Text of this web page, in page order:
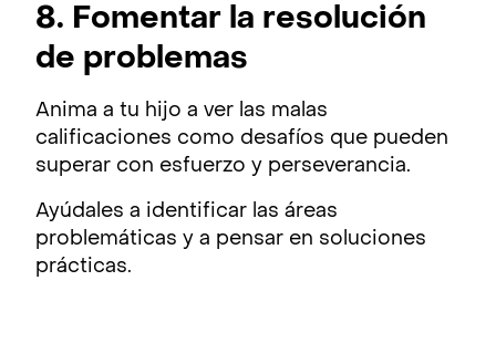
8. Fomentar la resolución
de problemas
Anima a tu hijo a ver las malas
calificaciones como desafíos que pueden
superar con esfuerzo y perseverancia.
Ayúdales a identificar las áreas
problemáticas y a pensar en soluciones
prácticas.